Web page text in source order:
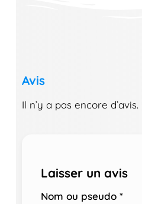
Avis
Il n’y a pas encore d’avis.
Laisser un avis
Nom ou pseudo *